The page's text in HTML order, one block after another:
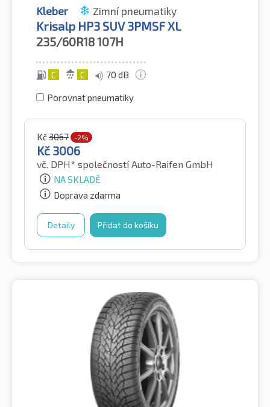
Kleber Zimní pneumatiky
Krisalp HP3 SUV 3PMSF XL
235/60R18107H
C C 70 dB
Porovnat pneumatiky
Kč3067 -2%
Kč 3006
vč. DPH* společností Auto-Raifen GmbH
NA SKLADĚ
Doprava zdarma
Detaily Přidat do košíku